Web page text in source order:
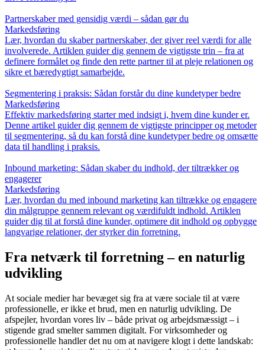
Partnerskaber med gensidig værdi – sådan gør du
Markedsføring
Lær, hvordan du skaber partnerskaber, der giver reel værdi for alle
involverede. Artiklen guider dig gennem de vigtigste trin – fra at
definere formålet og finde den rette partner til at pleje relationen og
sikre et bæredygtigt samarbejde.
Segmentering i praksis: Sådan forstår du dine kundetyper bedre
Markedsføring
Effektiv markedsføring starter med indsigt i, hvem dine kunder er.
Denne artikel guider dig gennem de vigtigste principper og metoder
til segmentering, så du kan forstå dine kundetyper bedre og omsætte
data til handling i praksis.
Inbound marketing: Sådan skaber du indhold, der tiltrækker og
engagerer
Markedsføring
Lær, hvordan du med inbound marketing kan tiltrække og engagere
din målgruppe gennem relevant og værdifuldt indhold. Artiklen
guider dig til at forstå dine kunder, optimere dit indhold og opbygge
langvarige relationer, der styrker din forretning.
Fra netværk til forretning – en naturlig
udvikling
At sociale medier har bevæget sig fra at være sociale til at være
professionelle, er ikke et brud, men en naturlig udvikling. De
afspejler, hvordan vores liv – både privat og arbejdsmæssigt – i
stigende grad smelter sammen digitalt. For virksomheder og
professionelle handler det nu om at navigere klogt i dette landskab: